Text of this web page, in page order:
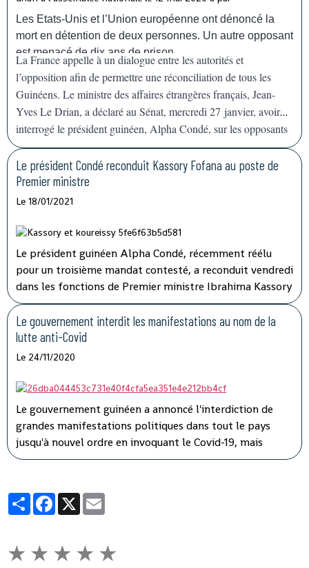
14 février. "Nous allons déployer rapidement les
capacités nécessaires pour appuyer la Guinée, qui a déjà
une grande expérience", a déclaré devant la presse le
représentant de l'agence de l'ONU à Conakry.
Les Etats-Unis et l’Union européenne ont dénoncé la
mort en détention de deux personnes. Un autre opposant
est menacé de dix ans de prison.
La France appelle à un dialogue entre les autorités et
l’opposition afin de permettre une réconciliation de tous les
Guinéens. Le ministre des affaires étrangères français, Jean-
Yves Le Drian, a déclaré au Sénat, mercredi 27 janvier, avoir
interrogé le président guinéen, Alpha Condé, sur les opposants
en prison, agitant la menace de« mesures »contre Conakry.
Le président Condé reconduit Kassory Fofana au poste de
Premier ministre
Le 18/01/2021
Le président guinéen Alpha Condé, récemment réélu
pour un troisième mandat contesté, a reconduit vendredi
dans les fonctions de Premier ministre Ibrahima Kassory
Fofana qui avait auparavant présenté la démission de
son gouvernement.
Le gouvernement interdit les manifestations au nom de la
lutte anti-Covid
Le 24/11/2020
Le gouvernement guinéen a annoncé l'interdiction de
grandes manifestations politiques dans tout le pays
jusqu'à nouvel ordre en invoquant le Covid-19, mais
l'opposition a dénoncé une instrumentalisation de la
Alpha Condé.
PartagerFacebook
X
★ ★ ★ ★ ★